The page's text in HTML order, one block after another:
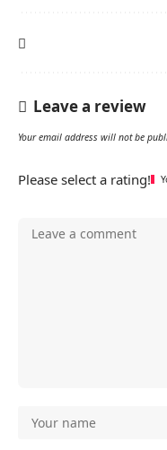
Leave a review
Your email address will not be
Please select a rating!